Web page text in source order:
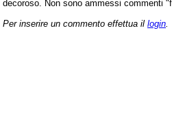
decoroso. Non sono ammessi commenti
Per inserire un commento effettua il login